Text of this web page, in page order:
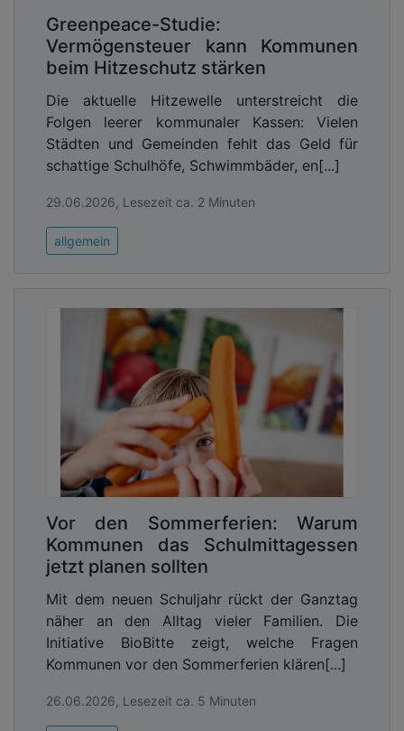
Greenpeace-Studie:
Vermögensteuer kann Kommunen
beim Hitzeschutz stärken
Die aktuelle Hitzewelle unterstreicht die
Folgen leerer kommunaler Kassen: Vielen
Städten und Gemeinden fehlt das Geld für
schattige Schulhöfe, Schwimmbäder, en[...]
29.06.2026, Lesezeit ca. 2 Minuten
allgemein
Vor den Sommerferien: Warum
Kommunen das Schulmittagessen
jetzt planen sollten
Mit dem neuen Schuljahr rückt der Ganztag
näher an den Alltag vieler Familien. Die
Initiative BioBitte zeigt, welche Fragen
Kommunen vor den Sommerferien klären[...]
26.06.2026, Lesezeit ca. 5 Minuten